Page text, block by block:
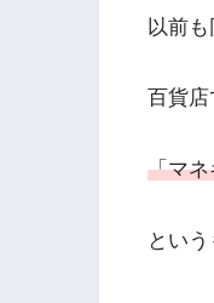
以前
百貨
「マ
という